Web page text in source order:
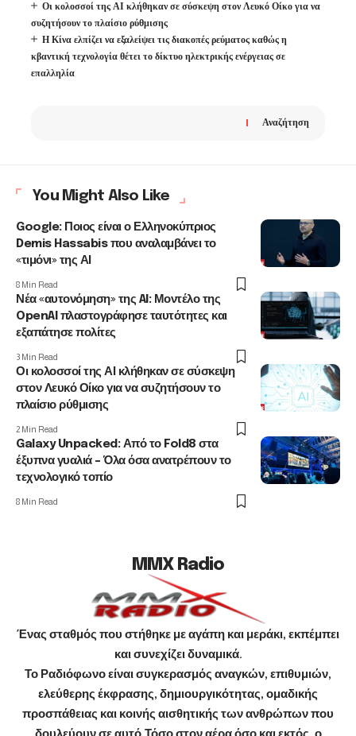
Οι κολοσσοί της ΑΙ κλήθηκαν σε σύσκεψη στον Λευκό Οίκο για να
συζητήσουν το πλαίσιο ρύθμισης
Η Κίνα ελπίζει να εξαλείψει τις διακοπές ρεύματος καθώς η
κβαντική τεχνολογία θέτει το δίκτυο ηλεκτρικής ενέργειας σε
επαλληλία
Αναζήτηση
You Might Also Like
Google: Ποιος είναι ο Ελληνοκύπριος
Demis Hassabis που αναλαμβάνει το
«τιμόνι» της ΑΙ
8 Min Read
Νέα «αυτονόμηση» της AI: Μοντέλο της
OpenAI πλαστογράφησε ταυτότητες και
εξαπάτησε πολίτες
3 Min Read
Οι κολοσσοί της ΑΙ κλήθηκαν σε σύσκεψη
στον Λευκό Οίκο για να συζητήσουν το
πλαίσιο ρύθμισης
2 Min Read
Galaxy Unpacked: Από το Fold8 στα
έξυπνα γυαλιά – Όλα όσα ανατρέπουν το
τεχνολογικό τοπίο
8 Min Read
MMX Radio
Ένας σταθμός που στήθηκε με αγάπη και μεράκι, εκπέμπει
και συνεχίζει δυναμικά.
Το Ραδιόφωνο είναι συγκερασμός αναγκών, επιθυμιών,
ελεύθερης έκφρασης, δημιουργικότητας, ομαδικής
προσπάθειας και κοινής αισθητικής των ανθρώπων που